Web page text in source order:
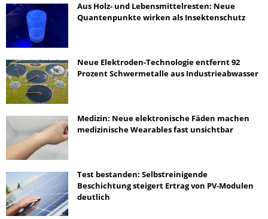
Aus Holz- und Lebensmittelresten: Neue
Quantenpunkte wirken als Insektenschutz
Neue Elektroden-Technologie entfernt 92
Prozent Schwermetalle aus Industrieabwasser
Medizin: Neue elektronische Fäden machen
medizinische Wearables fast unsichtbar
Test bestanden: Selbstreinigende
Beschichtung steigert Ertrag von PV-Modulen
deutlich